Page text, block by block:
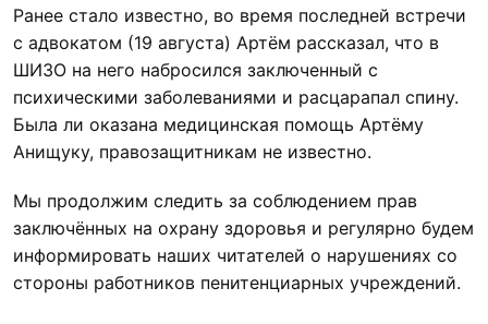
Ранее стало известно, во время последней встречи
с адвокатом (19 августа) Артём рассказал, что в
ШИЗО на него набросился заключенный с
психическими заболеваниями и расцарапал спину.
Была ли оказана медицинская помощь Артёму
Анищуку, правозащитникам не известно.
Мы продолжим следить за соблюдением прав
заключённых на охрану здоровья и регулярно будем
информировать наших читателей о нарушениях со
стороны работников пенитенциарных учреждений.